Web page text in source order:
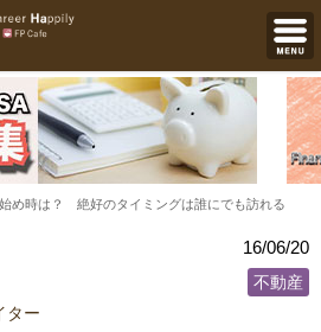
め時は？ 絶好のタイミングは誰にでも訪れる
16/06/20
不動産
ター